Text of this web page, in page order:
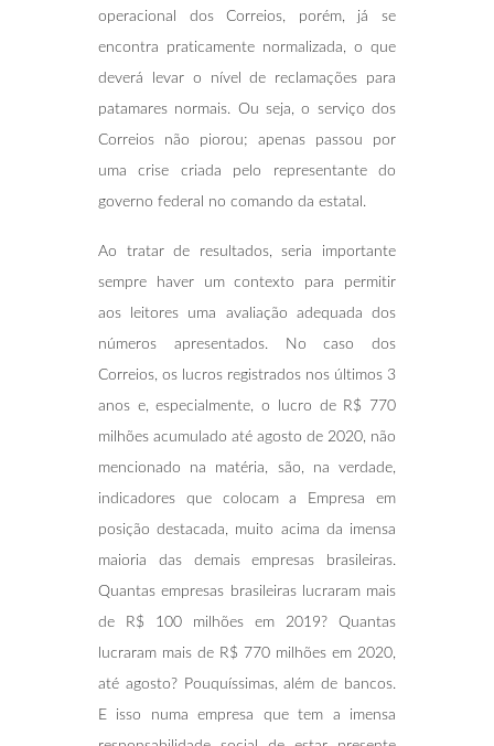
operacional dos Correios, porém, já se
encontra praticamente normalizada, o que
deverá levar o nível de reclamações para
patamares normais. Ou seja, o serviço dos
Correios não piorou; apenas passou por
uma crise criada pelo representante do
governo federal no comando da estatal.
Ao tratar de resultados, seria importante
sempre haver um contexto para permitir
aos leitores uma avaliação adequada dos
números apresentados. No caso dos
Correios, os lucros registrados nos últimos 3
anos e, especialmente, o lucro de R$ 770
milhões acumulado até agosto de 2020, não
mencionado na matéria, são, na verdade,
indicadores que colocam a Empresa em
posição destacada, muito acima da imensa
maioria das demais empresas brasileiras.
Quantas empresas brasileiras lucraram mais
de R$ 100 milhões em 2019? Quantas
lucraram mais de R$ 770 milhões em 2020,
até agosto? Pouquíssimas, além de bancos.
E isso numa empresa que tem a imensa